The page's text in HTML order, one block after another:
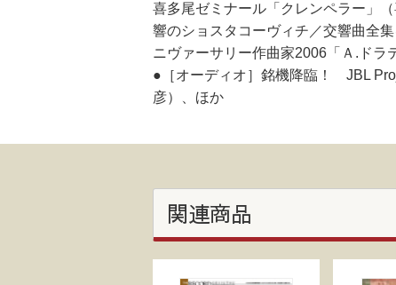
喜多尾ゼミナール「クレンペラー」
響のショスタコーヴィチ／交響曲全
ニヴァーサリー作曲家2006「Ａ.ドラ
●［オーディオ］銘機降臨！ JBL
彦）、ほか
関連商品